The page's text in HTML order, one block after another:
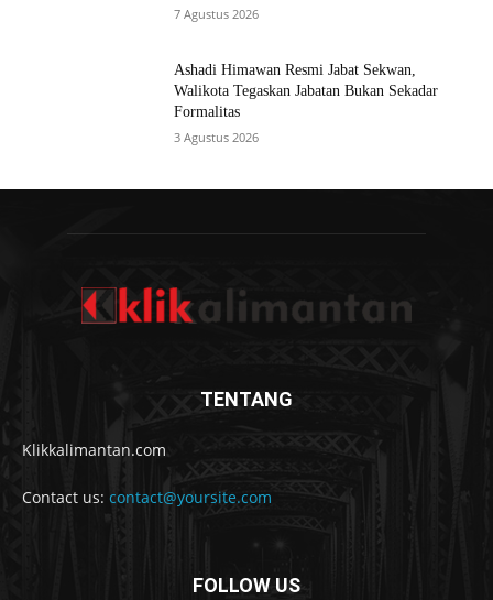
7 Agustus 2026
Ashadi Himawan Resmi Jabat Sekwan,
Walikota Tegaskan Jabatan Bukan Sekadar
Formalitas
3 Agustus 2026
TENTANG
Klikkalimantan.com
Contact us: contact@yoursite.com
FOLLOW US